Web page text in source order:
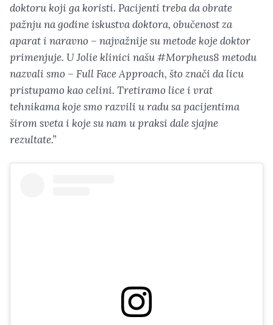
doktoru koji ga koristi. Pacijenti treba da obrate
pažnju na godine iskustva doktora, obučenost za
aparat i naravno – najvažnije su metode koje doktor
primenjuje. U Jolie klinici našu #Morpheus8 metodu
nazvali smo – Full Face Approach, što znači da licu
pristupamo kao celini. Tretiramo lice i vrat
tehnikama koje smo razvili u radu sa pacijentima
širom sveta i koje su nam u praksi dale sjajne
rezultate.’’